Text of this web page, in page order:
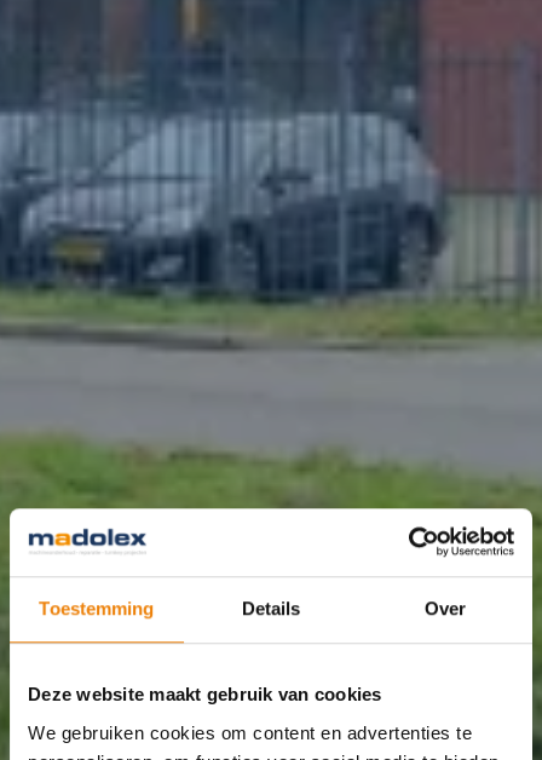
Toestemming Details Over
Deze website maakt gebruik van cookies
We gebruiken cookies om content en advertenties te